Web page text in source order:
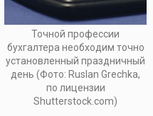
Точной профессии
бухгалтера необходим точно
установленный праздничный
день (Фото: Ruslan Grechka,
по лицензии
Shutterstock.com)